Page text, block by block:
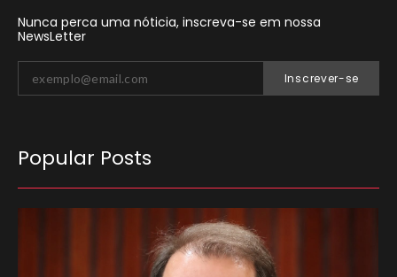
Nunca perca uma nóticia, inscreva-se em nossa
NewsLetter
Inscrever-se
Popular Posts